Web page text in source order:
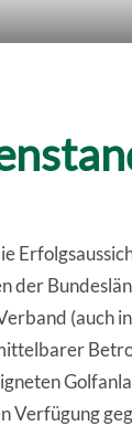
der
(auch
Verfügung